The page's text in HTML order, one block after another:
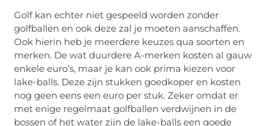
Golf kan echter niet gespeeld worden zonder
golfballen en ook deze zal je moeten aanschaffen.
Ook hierin heb je meerdere keuzes qua soorten en
merken. De wat duurdere A-merken kosten al gauw
enkele euro’s, maar je kan ook prima kiezen voor
lake-balls. Deze zijn stukken goedkoper en kosten
nog geen eens een euro per stuk. Zeker omdat er
met enige regelmaat golfballen verdwijnen in de
bossen of het water zijn de lake-balls een goede